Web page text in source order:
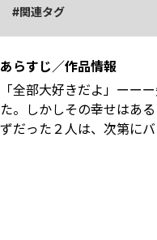
関連タグ
あらすじ／作品情報
「全部大好きだよ」ーー
た。しかしその幸せはあ
ずだった２人は、次第に